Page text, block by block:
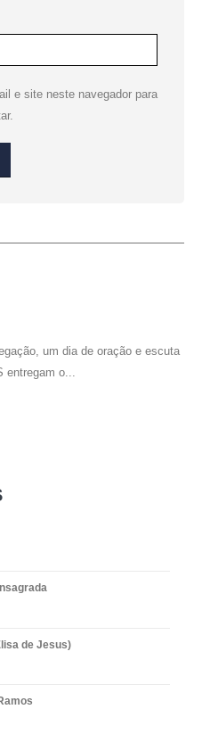
e site neste navegador para
um dia de oração e escuta
entregam o...
de Jesus)